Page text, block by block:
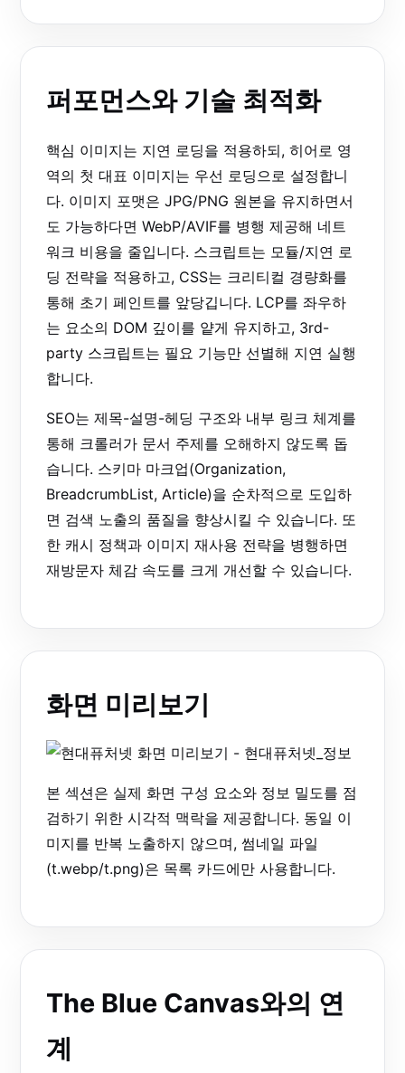
퍼포먼스와 기술 최적화
핵심 이미지는 지연 로딩을 적용하되, 히어로 영
역의 첫 대표 이미지는 우선 로딩으로 설정합니
다. 이미지 포맷은 JPG/PNG 원본을 유지하면서
도 가능하다면 WebP/AVIF를 병행 제공해 네트
워크 비용을 줄입니다. 스크립트는 모듈/지연 로
딩 전략을 적용하고, CSS는 크리티컬 경량화를
통해 초기 페인트를 앞당깁니다. LCP를 좌우하
는 요소의 DOM 깊이를 얕게 유지하고, 3rd-
party 스크립트는 필요 기능만 선별해 지연 실행
합니다.
SEO는 제목-설명-헤딩 구조와 내부 링크 체계를
통해 크롤러가 문서 주제를 오해하지 않도록 돕
습니다. 스키마 마크업(Organization,
BreadcrumbList, Article)을 순차적으로 도입하
면 검색 노출의 품질을 향상시킬 수 있습니다. 또
한 캐시 정책과 이미지 재사용 전략을 병행하면
재방문자 체감 속도를 크게 개선할 수 있습니다.
화면 미리보기
본 섹션은 실제 화면 구성 요소와 정보 밀도를 점
검하기 위한 시각적 맥락을 제공합니다. 동일 이
미지를 반복 노출하지 않으며, 썸네일 파일
(t.webp/t.png)은 목록 카드에만 사용합니다.
The Blue Canvas와의 연
계